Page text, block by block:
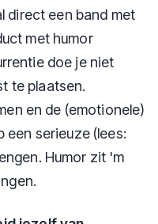
direct een band met
met humor
doe je niet
te plaatsen.
en de (emotionele)
serieuze (lees:
Humor zit 'm